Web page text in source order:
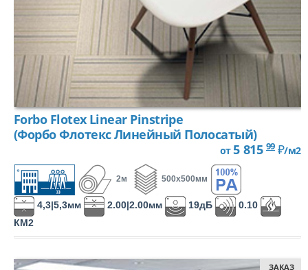
СВЕТИЛЬНИКИ
АКСЕССУАРЫ
ПЛИНТУС
ГРУНТОВКА
КЛЕЙ ДЛЯ НАПОЛЬНЫХ ПОКРЫТИЙ
ПОДБОР
Forbo Flotex Linear Pinstripe
(Форбо Флотекс Линейный Полосатый)
от5 815 99 ₽/м2
2м 500х500мм
4,3|5,3мм 2.00|2.00мм 19дБ
0.10
КМ2
ЗАКАЗ